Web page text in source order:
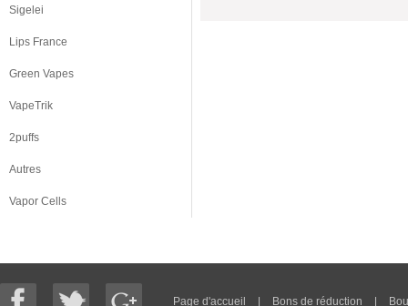
Sigelei
Lips France
Green Vapes
VapeTrik
2puffs
Autres
Vapor Cells
Page d'accueil Bons de réduction